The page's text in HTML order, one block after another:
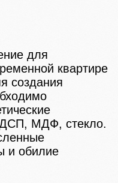
для
квартире
создания
ДСП, МДФ, стекло.
и обилие